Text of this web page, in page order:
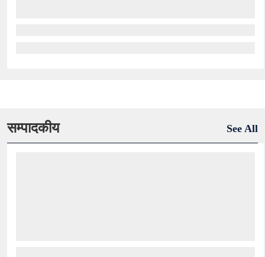
सम्पादकीय See All